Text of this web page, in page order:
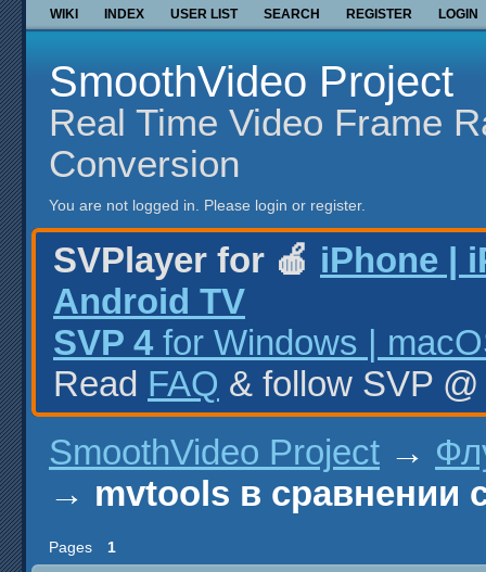
WIKI INDEX USER LIST SEARCH REGISTER LOGIN
SmoothVideo Project
Real Time Video Frame
Conversion
You are not logged in. Please login or register.
SVPlayer for 🍎 iPhone |
Android TV
SVP 4 for Windows |
Read FAQ & follow SVP
SmoothVideo Project →
→ mvtools в сравнении
Pages 1